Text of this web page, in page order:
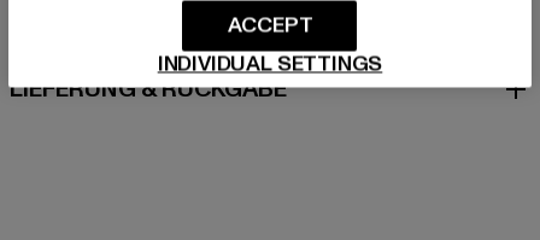
LIEFERUNG & RÜCKGABE
INDIVIDUAL SETTINGS
ACCEPT